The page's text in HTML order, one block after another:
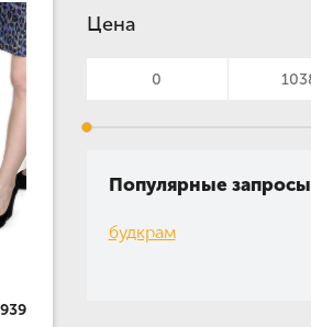
Цена
Популярные запросы
будкрам